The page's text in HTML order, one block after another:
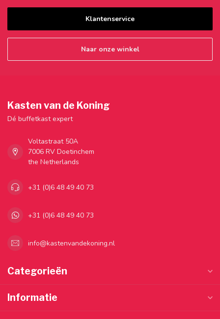
Klantenservice
Naar onze winkel
Kasten van de Koning
Dé buffetkast expert
Voltastraat 50A
7006 RV Doetinchem
the Netherlands
+31 (0)6 48 49 40 73
+31 (0)6 48 49 40 73
info@kastenvandekoning.nl
Categorieën
Informatie